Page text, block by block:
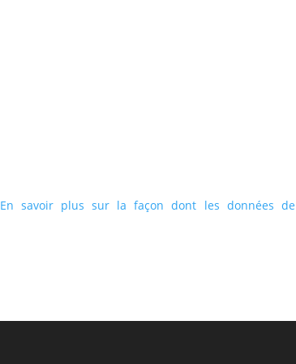
En savoir plus sur la façon dont les données